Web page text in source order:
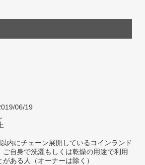
06/19
内にチェーン展開しているコインランド
ご自身で洗濯もしくは乾燥の用途で利用
がある人（オーナーは除く）